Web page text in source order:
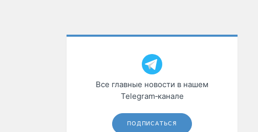
Все главные новости в нашем
Telegram‑канале
ПОДПИСАТЬСЯ